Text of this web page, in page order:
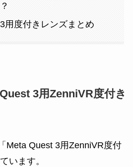
用度付きレンズまとめ
3用ZenniVR度付き
Meta Quest 3用ZenniVR度付
います。